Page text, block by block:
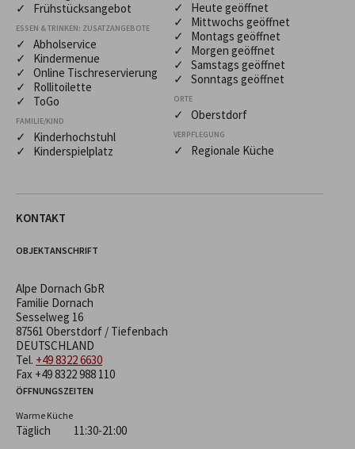
✓ Frühstücksangebot
ESSEN & TRINKEN: ZUSATZANGEBOTE
✓ Abholservice
✓ Kindermenue
✓ Online Tischreservierung
✓ Rollitoilette
✓ ToGo
FAMILIE/KIND
✓ Kinderhochstuhl
✓ Kinderspielplatz
✓ Heute geöffnet
✓ Mittwochs geöffnet
✓ Montags geöffnet
✓ Morgen geöffnet
✓ Samstags geöffnet
✓ Sonntags geöffnet
ORTE
✓ Oberstdorf
VERPFLEGUNG
✓ Regionale Küche
KONTAKT
OBJEKTANSCHRIFT
Alpe Dornach GbR
Familie Dornach
Sesselweg 16
87561 Oberstdorf / Tiefenbach
DEUTSCHLAND
Tel. +49 8322 6630
Fax +49 8322 988 110
ÖFFNUNGSZEITEN
Warme Küche
Täglich 11:30-21:00